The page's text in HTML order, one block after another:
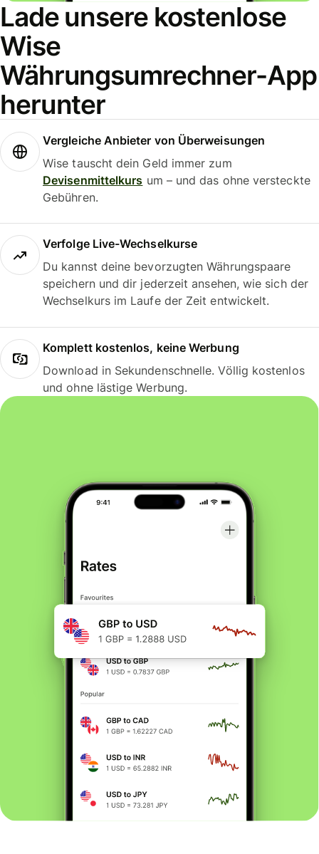
Lade unsere kostenlose
Wise
Währungsumrechner-App
herunter
Vergleiche Anbieter von Überweisungen
Wise tauscht dein Geld immer zum
Devisenmittelkurs um – und das ohne versteckte
Gebühren.
Verfolge Live-Wechselkurse
Du kannst deine bevorzugten Währungspaare
speichern und dir jederzeit ansehen, wie sich der
Wechselkurs im Laufe der Zeit entwickelt.
Komplett kostenlos, keine Werbung
Download in Sekundenschnelle. Völlig kostenlos
und ohne lästige Werbung.